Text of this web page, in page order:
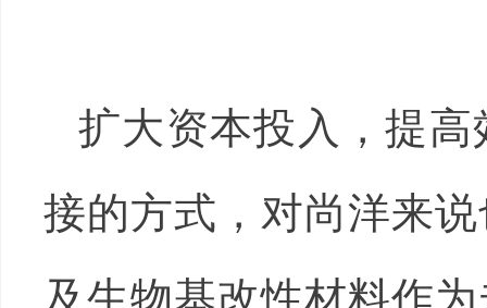
扩大资本投入，提
接的方式，对尚洋来
及生物基改性材料作